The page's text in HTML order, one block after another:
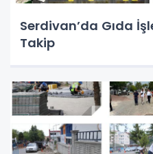
Serdivan’da Gıda
Takip